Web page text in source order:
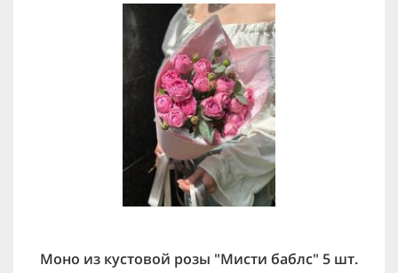
Моно из кустовой розы "Мисти баблс" 5 шт.